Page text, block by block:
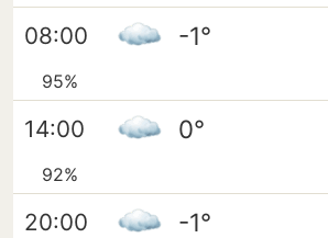
08:00 -1°
95%
14:00 0°
92%
20:00 -1°